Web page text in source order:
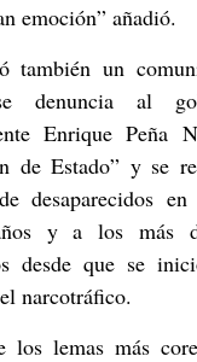
emoción” añadió.
también un
denuncia al
Enrique Peña
de Estado” y se
desaparecidos
y a los más
desde que se
narcotráfico.
los lemas más